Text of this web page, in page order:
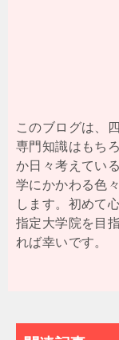
このブログは、
専門知識はもち
か日々考えてい
学にかかわる色
します。初めて
指定大学院を目
れば幸いです。